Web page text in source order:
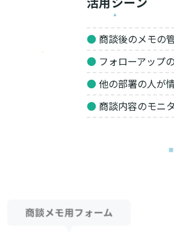
● 商談後のメモの
● フォローアップ
●他の部署の人が
● 商談内容のモニ